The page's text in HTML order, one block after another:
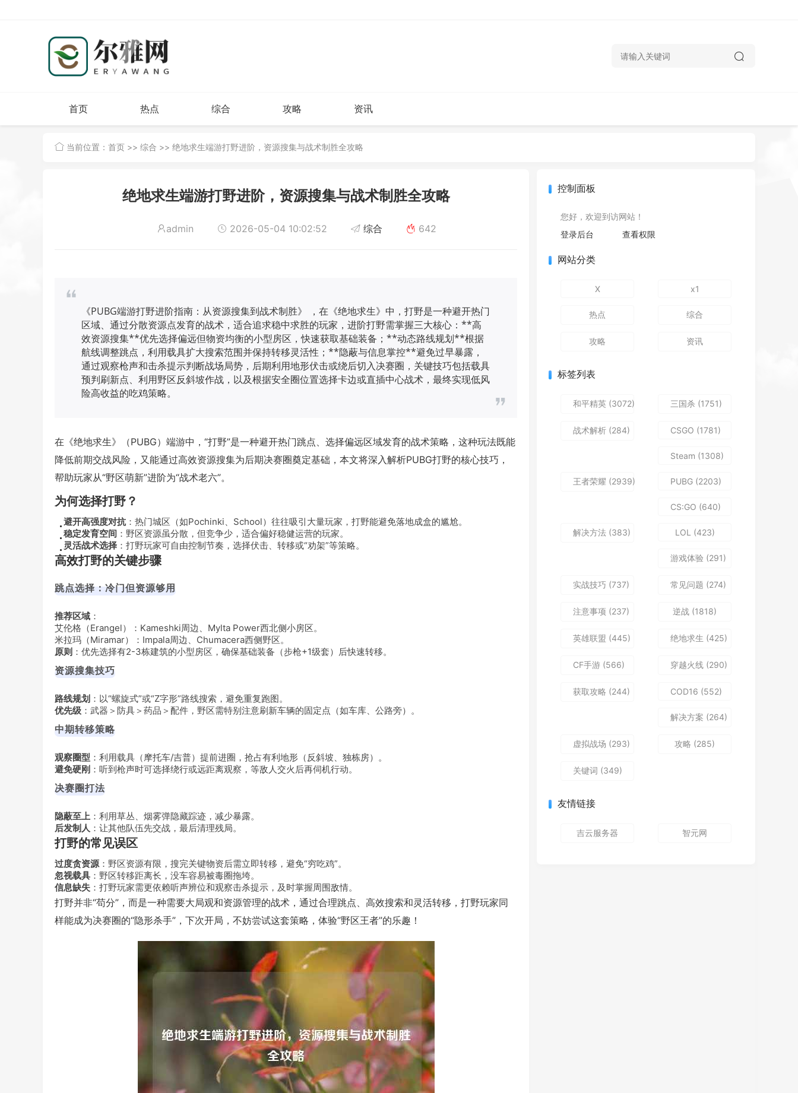
首页 热点 综合 攻略 资讯
当前位置： 首页 >> 综合 >> 绝地求生端游打野进阶，资源搜集与战术制胜全攻略
绝地求生端游打野进阶，资源搜集与战术制胜全攻略
admin 2026-05-04 10:02:52 综合 642
《PUBG端游打野进阶指南：从资源搜集到战术制胜》 ，在《绝地求生》中，打野是一种避开热门
区域、通过分散资源点发育的战术，适合追求稳中求胜的玩家，进阶打野需掌握三大核心：**高
效资源搜集**优先选择偏远但物资均衡的小型房区，快速获取基础装备；**动态路线规划**根据
航线调整跳点，利用载具扩大搜索范围并保持转移灵活性；**隐蔽与信息掌控**避免过早暴露，
通过观察枪声和击杀提示判断战场局势，后期利用地形伏击或绕后切入决赛圈，关键技巧包括载具
预判刷新点、利用野区反斜坡作战，以及根据安全圈位置选择卡边或直插中心战术，最终实现低风
险高收益的吃鸡策略。
在《绝地求生》（PUBG）端游中，“打野”是一种避开热门跳点、选择偏远区域发育的战术策略，这种玩法既能
降低前期交战风险，又能通过高效资源搜集为后期决赛圈奠定基础，本文将深入解析PUBG打野的核心技巧，
帮助玩家从“野区萌新”进阶为“战术老六”。
为何选择打野？
避开高强度对抗：热门城区（如Pochinki、School）往往吸引大量玩家，打野能避免落地成盒的尴尬。
稳定发育空间 ：野区资源虽分散，但竞争少，适合偏好稳健运营的玩家。
灵活战术选择 ：打野玩家可自由控制节奏，选择伏击、转移或“劝架”等策略。
高效打野的关键步骤
跳点选择：冷门但资源够用
推荐区域 ：
艾伦格（Erangel）：Kameshki周边、Mylta Power西北侧小房区。
米拉玛（Miramar）：Impala周边、Chumacera西侧野区。
原则 ：优先选择有2-3栋建筑的小型房区，确保基础装备（步枪+1级套）后快速转移。
资源搜集技巧
路线规划 ：以“螺旋式”或“Z字形”路线搜索，避免重复跑图。
优先级 ：武器＞防具＞药品＞配件，野区需特别注意刷新车辆的固定点（如车库、公路旁）。
中期转移策略
观察圈型 ：利用载具（摩托车/吉普）提前进圈，抢占有利地形（反斜坡、独栋房）。
避免硬刚 ：听到枪声时可选择绕行或远距离观察，等敌人交火后再伺机行动。
决赛圈打法
隐蔽至上 ：利用草丛、烟雾弹隐藏踪迹，减少暴露。
后发制人 ：让其他队伍先交战，最后清理残局。
打野的常见误区
过度贪资源：野区资源有限，搜完关键物资后需立即转移，避免“穷吃鸡”。
忽视载具 ：野区转移距离长，没车容易被毒圈拖垮。
信息缺失 ：打野玩家需更依赖听声辨位和观察击杀提示，及时掌握周围敌情。
打野并非“苟分”，而是一种需要大局观和资源管理的战术，通过合理跳点、高效搜索和灵活转移，打野玩家同
样能成为决赛圈的“隐形杀手”，下次开局，不妨尝试这套策略，体验“野区王者”的乐趣！
控制面板
您好，欢迎到访网站！
登录后台
查看权限
网站分类
X x1
热点 综合
攻略 资讯
标签列表
和平精英 (3072) 三国杀 (1751)
战术解析 (284) CSGO (1781)
Steam (1308)
王者荣耀 (2939) PUBG (2203)
CS:GO (640)
解决方法 (383) LOL (423)
游戏体验 (291)
实战技巧 (737) 常见问题 (274)
注意事项 (237) 逆战 (1818)
英雄联盟 (445) 绝地求生 (425)
CF手游 (566) 穿越火线 (290)
获取攻略 (244) COD16 (552)
解决方案 (264)
虚拟战场 (293) 攻略 (285)
关键词 (349)
友情链接
吉云服务器 智元网